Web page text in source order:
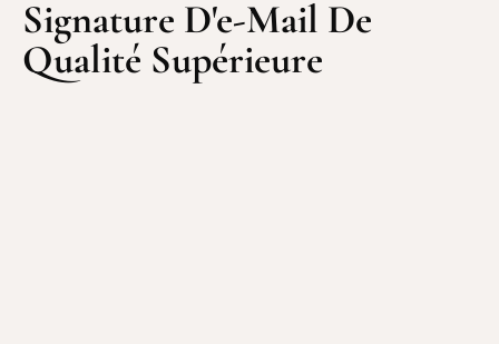
Signature D'e-Mail De
Qualité Supérieure